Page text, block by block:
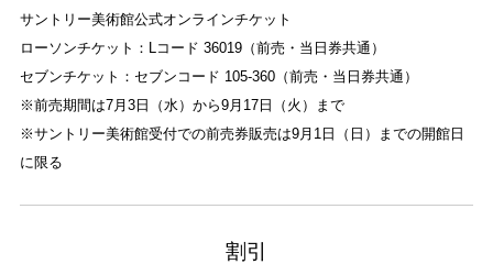
サントリー美術館公式オンラインチケット
ローソンチケット：Lコード 36019（前売・当日券共通）
セブンチケット：セブンコード 105-360（前売・当日券共通）
※前売期間は7月3日（水）から9月17日（火）まで
※サントリー美術館受付での前売券販売は9月1日（日）までの開館日
に限る
割引